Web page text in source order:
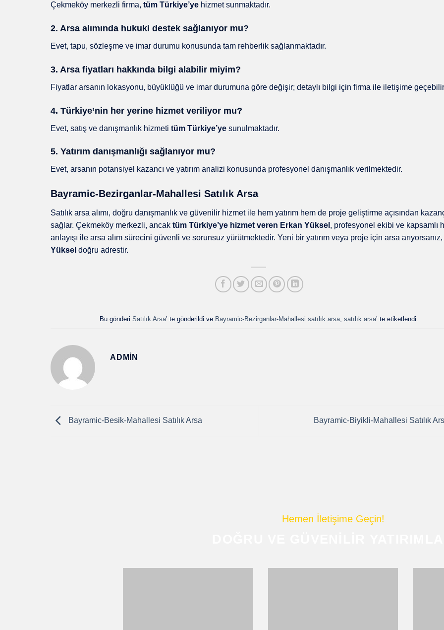
Çekmeköy merkezli firma, tüm Türkiye’ye hizmet sunmaktadır.
2. Arsa alımında hukuki destek sağlanıyor mu?
Evet, tapu, sözleşme ve imar durumu konusunda tam rehberlik sağlanmaktadır.
3. Arsa fiyatları hakkında bilgi alabilir miyim?
Fiyatlar arsanın lokasyonu, büyüklüğü ve imar durumuna göre değişir; detaylı bilgi için firma ile iletişime
4. Türkiye’nin her yerine hizmet veriliyor mu?
Evet, satış ve danışmanlık hizmeti tüm Türkiye’ye sunulmaktadır.
5. Yatırım danışmanlığı sağlanıyor mu?
Evet, arsanın potansiyel kazancı ve yatırım analizi konusunda profesyonel danışmanlık verilmektedir.
Bayramic-Bezirganlar-Mahallesi Satılık Arsa
Satılık arsa alımı, doğru danışmanlık ve güvenilir hizmet ile hem yatırım hem de proje geliştirme açısından
sağlar. Çekmeköy merkezli, ancak tüm Türkiye’ye hizmet veren Erkan Yüksel , profesyonel ekibi ve kapsamlı
anlayışı ile arsa alım sürecini güvenli ve sorunsuz yürütmektedir. Yeni bir yatırım veya proje için arsa arıyorsanız,
Yüksel doğru adrestir.
Bu gönderi Satılık Arsa’ te gönderildi ve Bayramic-Bezirganlar-Mahallesi satılık arsa, satılık arsa’ te etiketlendi.
ADMIN
Bayramic-Besik-Mahallesi Satılık Arsa Bayramic-Biyikli-Mahallesi Satılık
Hemen İletişime Geçin!